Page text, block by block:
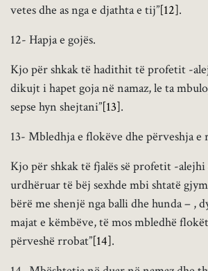
vetes dhe as nga e djathta e tij”[12].
12- Hapja e gojës.
Kjo për shkak të hadithit të profetit -
dikujt i hapet goja në namaz, le ta
sepse hyn shejtani”[13].
13- Mbledhja e flokëve dhe përveshja e
Kjo për shkak të fjalës së profetit -alejhi
urdhëruar të bëj sexhde mbi shtatë
bërë me shenjë nga balli dhe hunda – ,
majat e këmbëve, të mos mbledhë
përveshë rrobat”[14].